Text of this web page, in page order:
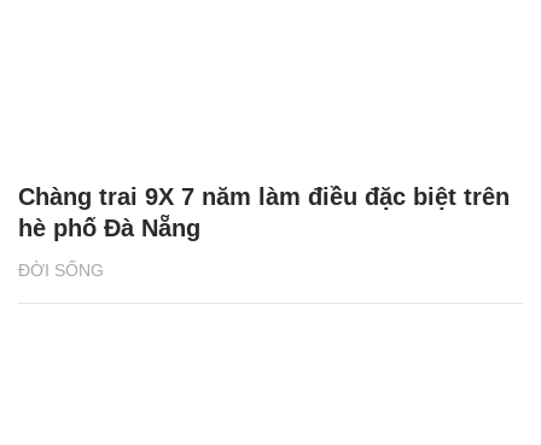
ĐỜI SỐNG
Chàng trai 9X 7 năm làm điều đặc biệt trên
hè phố Đà Nẵng